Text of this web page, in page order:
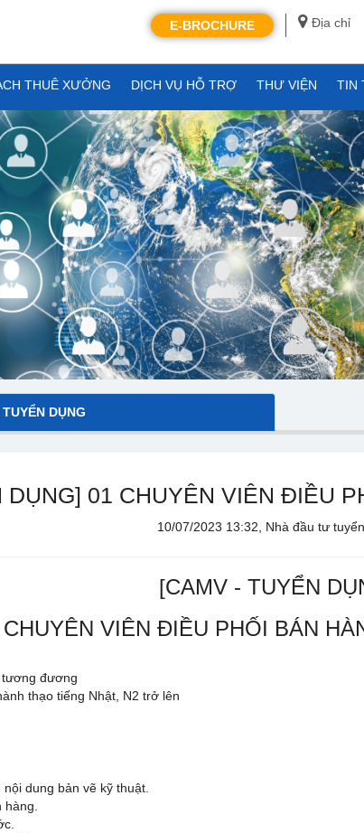
Địa chỉ
E-BROCHURE
THUÊ XƯỞNG DỊCH VỤ HỖ TRỢ THƯ VIỆN TIN
DỤNG
DỤNG] 01 CHUYÊN VIÊN ĐIỀU
10/07/2023 13:32, Nhà đầu tư
[CAMV - TUYỂN
CHUYÊN VIÊN ĐIỀU PHỐI BÁN
đương
thạo tiếng Nhật, N2 trở lên
dung bản vẽ kỹ thuật.